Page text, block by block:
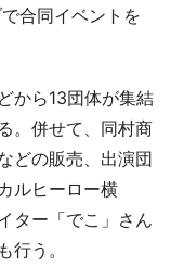
合同イベントを
から13団体が集結
。併せて、同村商
どの販売、出演団
ルヒーロー横
ター「でこ」さん
行う。